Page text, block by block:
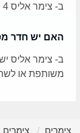
ב- צימר אליס 4 יחידות אירוח וניתן להזמין את כל המתחם.
האם יש חדר
ב- צימר אליס
משותפת או
צימרים צימרים